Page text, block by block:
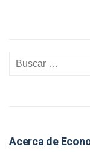
Acerca de